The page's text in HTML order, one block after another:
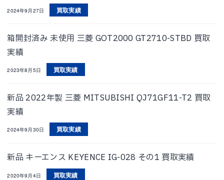
2024年9月27日 買取実績
箱開封済み 未使用 三菱 GOT2000 GT2710-STBD 買取
実績
2023年8月5日 買取実績
新品 2022年製 三菱 MITSUBISHI QJ71GF11-T2 買取
実績
2024年9月30日 買取実績
新品 キーエンス KEYENCE IG-028 その1 買取実績
2020年9月4日 買取実績